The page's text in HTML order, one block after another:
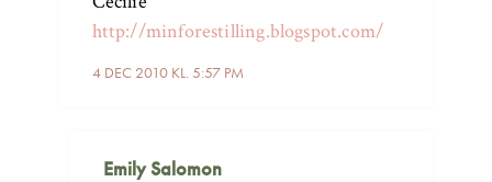
4 DEC 2010 KL. 5:57 PM
http://minforestilling.blogspot.com/
Emily Salomon